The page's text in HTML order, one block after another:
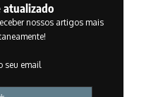
atualizado
nossos artigos mais
seu email